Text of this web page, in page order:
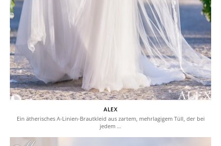
ALEX
Ein ätherisches A-Linien-Brautkleid aus zartem, mehrlagigem Tüll, der bei
jedem …